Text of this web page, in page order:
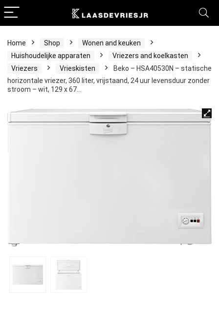
Home Shop
Wonen and keuken
Huishoudelijke apparaten
Vriezers and koelkasten
Vriezers
Vrieskisten
Beko – HSA40530N – statische
horizontale vriezer, 360 liter, vrijstaand, 24 uur levensduur zonder
stroom – wit, 129 x 67…